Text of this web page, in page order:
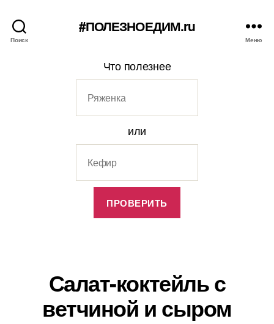
Поиск
#ПОЛЕЗНОЕДИМ.ru
Меню
Что полезнее
или
Салат-коктейль с
ветчиной и сыром